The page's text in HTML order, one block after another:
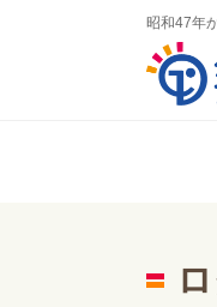
昭和47年